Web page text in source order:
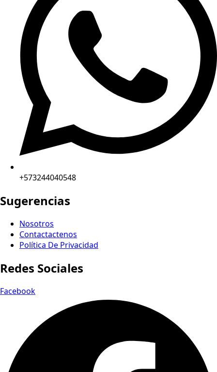
+573244040548
Sugerencias
Nosotros
Contactactenos
Política De Privacidad
Redes Sociales
Facebook